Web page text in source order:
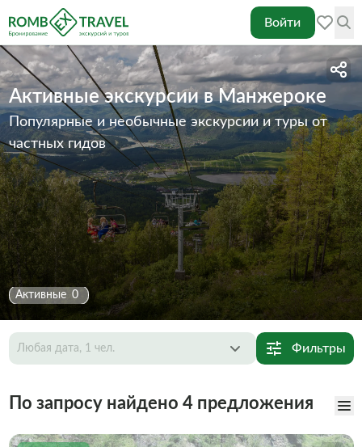
Войти
Активные экскурсии в Манжероке
Популярные и необычные экскурсии и туры от
частных гидов
Активные 0
Любая дата, 1 чел. Фильтры
По запросу найдено 4 предложения